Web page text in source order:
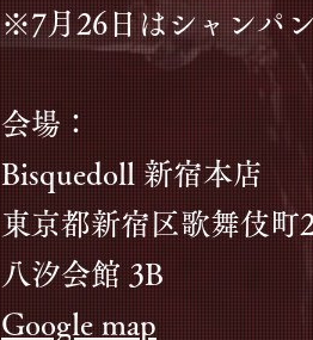
​※7月26日はシャンパ
会場：
Bisquedoll 新宿本店​
東京都新宿区歌舞伎町
八汐会館 3B
​Google map